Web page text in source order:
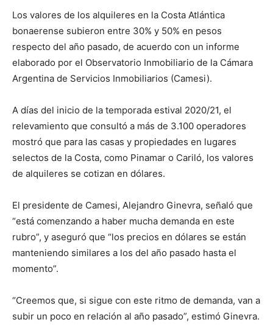
Los valores de los alquileres en la Costa Atlántica
bonaerense subieron entre 30% y 50% en pesos
respecto del año pasado, de acuerdo con un informe
elaborado por el Observatorio Inmobiliario de la Cámara
Argentina de Servicios Inmobiliarios (Camesi).
A días del inicio de la temporada estival 2020/21, el
relevamiento que consultó a más de 3.100 operadores
mostró que para las casas y propiedades en lugares
selectos de la Costa, como Pinamar o Cariló, los valores
de alquileres se cotizan en dólares.
El presidente de Camesi, Alejandro Ginevra, señaló que
“está comenzando a haber mucha demanda en este
rubro”, y aseguró que “los precios en dólares se están
manteniendo similares a los del año pasado hasta el
momento”.
“Creemos que, si sigue con este ritmo de demanda, van a
subir un poco en relación al año pasado”, estimó Ginevra.